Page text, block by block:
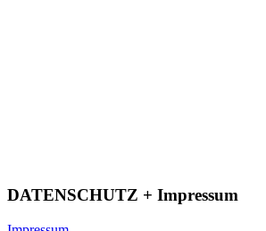
DATENSCHUTZ + Impressum